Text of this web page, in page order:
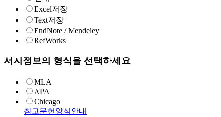
Excel저장
Text저장
EndNote / Mendeley
RefWorks
서지정보의 형식을 선택하세요
MLA
APA
Chicago
참고문헌양식안내